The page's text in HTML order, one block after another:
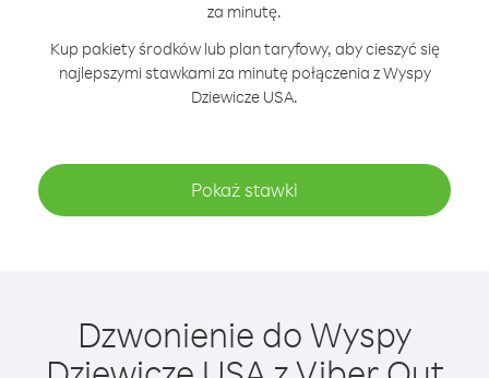
za minutę.
Kup pakiety środków lub plan taryfowy, aby cieszyć się
najlepszymi stawkami za minutę połączenia z Wyspy
Dziewicze USA.
Pokaż stawki
Dzwonienie do Wyspy